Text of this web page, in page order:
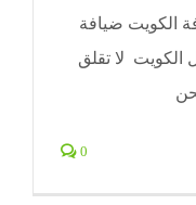
| 65080771| ضيافة الكويت ضيافة
الكويت لا تقلق
0